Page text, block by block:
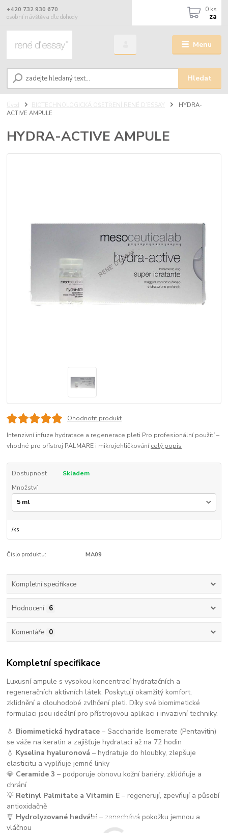
Menu
Hledat
+420 732 930 670
osobní návštěva dle dohody
0 ks
za
Úvod BIOTECHNOLOGICKÁ OŠETŘENÍ RENÉ D’ESSAY
HYDRA-
ACTIVE AMPULE
HYDRA-ACTIVE AMPULE
Ohodnotit produkt
Intenzivní infuze hydratace a regenerace pleti Pro profesionální použití –
vhodné pro přístroj PALMARE i mikrojehličkovánícelý popis
Dostupnost
Skladem
Množství
/ks
Číslo produktu: MA09
Kompletní specifikace
Hodnocení 6
Komentáře 0
Kompletní specifikace
Luxusní ampule s vysokou koncentrací hydratačních a
regeneračních aktivních látek. Poskytují okamžitý komfort,
zklidnění a dlouhodobé zvlhčení pleti. Díky své biomimetické
formulaci jsou ideální pro přístrojovou aplikaci i invazivní techniky.
💧 Biomimetická hydratace – Saccharide Isomerate (Pentavitin)
se váže na keratin a zajišťuje hydrataci až na 72 hodin
💧 Kyselina hyaluronová – hydratuje do hloubky, zlepšuje
elasticitu a vyplňuje jemné linky
💎 Ceramide 3 – podporuje obnovu kožní bariéry, zklidňuje a
chrání
💡 Retinyl Palmitate a Vitamin E – regenerují, zpevňují a působí
antioxidačně
🎐 Hydrolyzované hedvábí – zanechává pokožku jemnou a
vláčnou